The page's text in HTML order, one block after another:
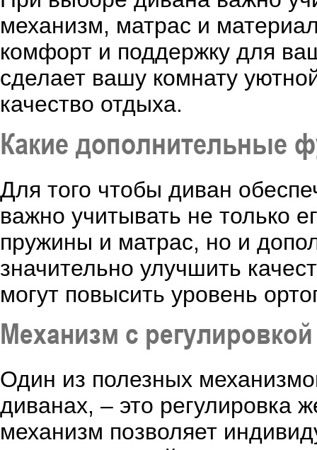
механизм, матрас и
комфорт и поддержку для
сделает вашу комнату
качество отдыха.
Какие дополнительные
Для того чтобы диван
важно учитывать не только
пружины и матрас, но и
значительно улучшить
могут повысить уровень
Механизм с
Один из полезных
диванах, – это регулировка
механизм позволяет